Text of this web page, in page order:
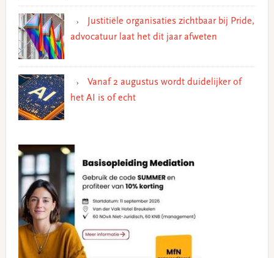
Justitiële organisaties zichtbaar bij Pride,
advocatuur laat het dit jaar afweten
Vanaf 2 augustus wordt duidelijker of
het AI is of echt